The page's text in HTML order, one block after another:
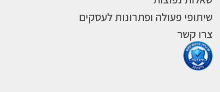
שיתופי פעולה ופתרונות לעסקים
צרו קשר